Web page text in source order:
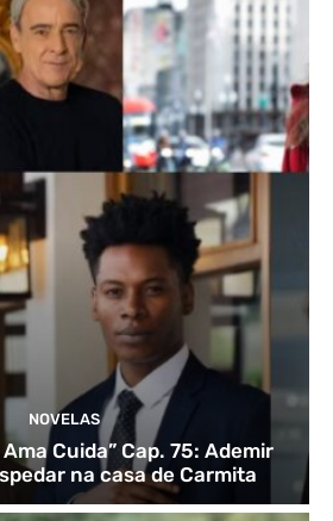
NOVELAS
Cuida” Cap. 75: Ademir
na casa de Carmita